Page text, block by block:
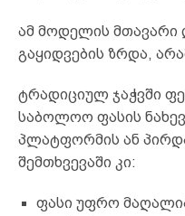
ამ მოდელის მთავარი
გაყიდვების ზრდა,
ტრადიციულ ჯაჭვში
საბოლოო ფასის
პლატფორმის ან
შემთხვევაში კი:
ფასი უფრო მაღალია